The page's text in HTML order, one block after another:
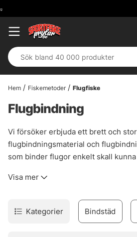
Hem Fiskemetoder Flugfiske
Flugbindning
Vi försöker erbjuda ett brett och
flugbindningsmaterial och
som binder flugor enkelt skall
till den minsta fjädern.
Visa mer
Kategorier Bindstäd